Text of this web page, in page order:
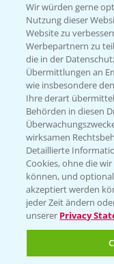
Hilfe in
T.+49
Wir würden gerne
Nutzung dieser
Website zu
Werbepartnern zu
die in der
Übermittlungen an
wie insbesondere
Ihre derart
Behörden in diesen
wirksamen
Detaillierte
Cookies, ohne die
können, und
akzeptiert werden
jeder Zeit ändern
unserer Privacy